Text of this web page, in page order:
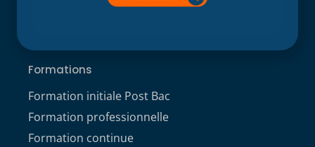
Formations
Formation initiale Post Bac
Formation professionnelle
Formation continue